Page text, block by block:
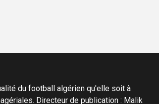
du football algérien qu'elle soit à
Directeur de publication : Malik